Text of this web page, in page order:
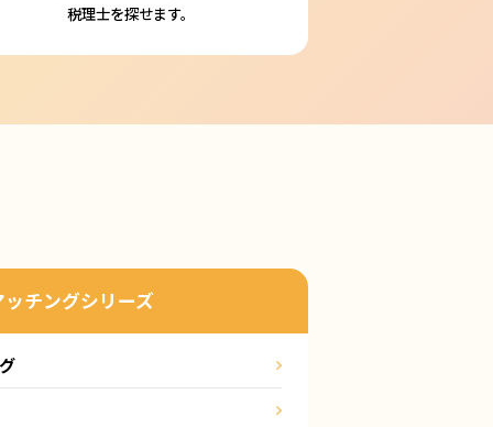
税理士を探せます。
チングシリーズ